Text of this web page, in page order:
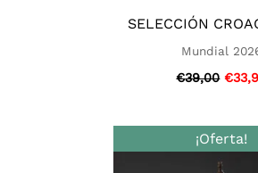
SELECCIÓN
Mundial
€39,00 €
¡Oferta!
El